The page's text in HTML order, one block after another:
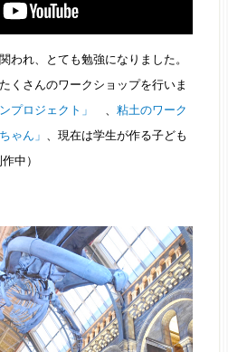
われ、とても勉強になりました。
くさんのワークショップを行いま
プロジェクト」 、粘土のワーク
ゃん」 、現在は学生が作る子ども
中）